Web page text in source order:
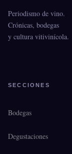
Periodismo de vino.
Crónicas, bodegas
y cultura vitivinícola.
SECCIONES
Bodegas
Degustaciones